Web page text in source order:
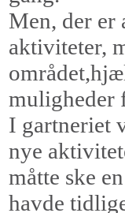
Men, der er
aktiviteter,
muligheder
I gartneriet
nye
måtte ske
havde